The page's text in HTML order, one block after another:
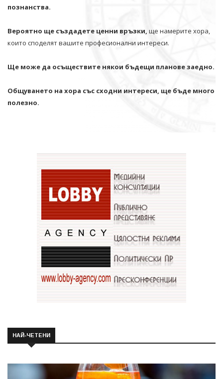
познанства.
Вероятно ще създадете ценни връзки, ще намерите хора,
които споделят вашите професионални интереси.
Ще може да осъществите някои бъдещи планове заедно.
Общуването на хора със сходни интереси, ще бъде много
полезно.
НАЙ-ЧЕТЕНИ